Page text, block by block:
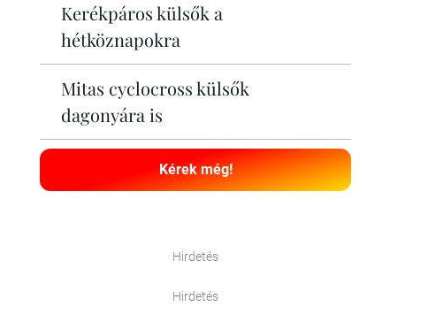
Kerékpáros külsők a
hétköznapokra
Mitas cyclocross külsők
dagonyára is
Kérek még!
Hirdetés
Hirdetés